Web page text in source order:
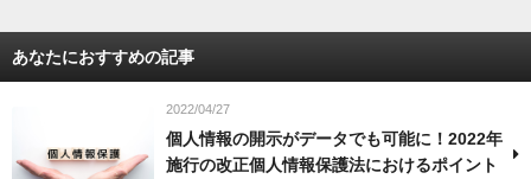
あなたにおすすめの記事
2022/04/27
個人情報の開示がデータでも可能に！2022年
施行の改正個人情報保護法におけるポイント